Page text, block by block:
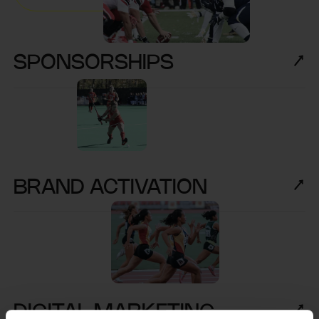
SPONSORSHIPS
BRAND ACTIVATION
DIGITAL MARKETING